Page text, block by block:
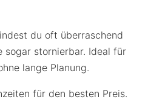
du oft überraschend
sogar stornierbar. Ideal für
lange Planung.
für den besten Preis.